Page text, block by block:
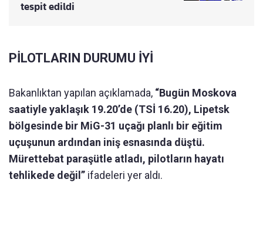
tespit edildi
PİLOTLARIN DURUMU İYİ
Bakanlıktan yapılan açıklamada, “Bugün Moskova
saatiyle yaklaşık 19.20’de (TSİ 16.20), Lipetsk
bölgesinde bir MiG-31 uçağı planlı bir eğitim
uçuşunun ardından iniş esnasında düştü.
Mürettebat paraşütle atladı, pilotların hayatı
tehlikede değil” ifadeleri yer aldı.